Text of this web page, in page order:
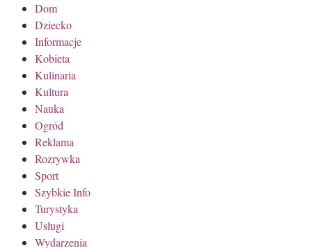
Dom
Dziecko
Informacje
Kobieta
Kulinaria
Kultura
Nauka
Ogród
Reklama
Rozrywka
Sport
Szybkie Info
Turystyka
Usługi
Wydarzenia